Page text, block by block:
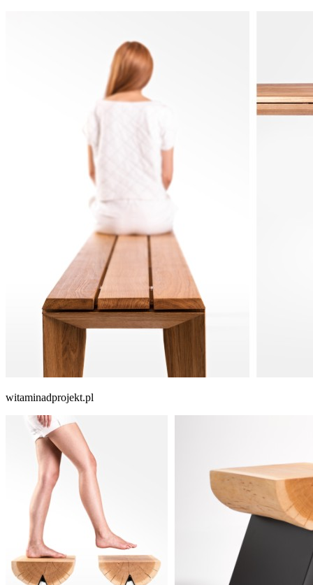
witaminadprojekt.pl